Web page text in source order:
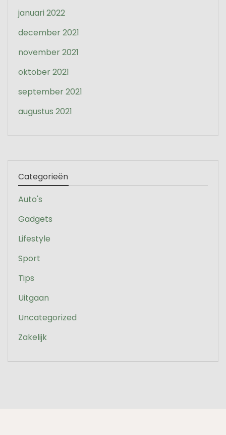
januari 2022
december 2021
november 2021
oktober 2021
september 2021
augustus 2021
Categorieën
Auto's
Gadgets
Lifestyle
Sport
Tips
Uitgaan
Uncategorized
Zakelijk